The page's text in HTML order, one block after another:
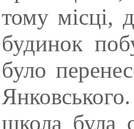
тому місці,
будинок
було
школа була